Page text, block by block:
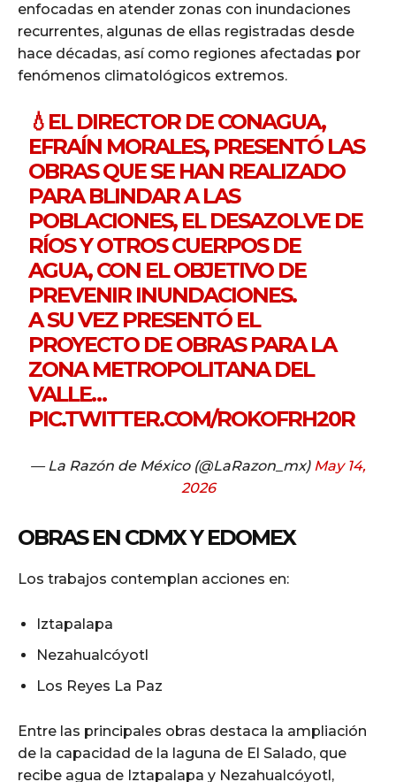
enfocadas en atender zonas con inundaciones
recurrentes, algunas de ellas registradas desde
hace décadas, así como regiones afectadas por
fenómenos climatológicos extremos.
💧EL DIRECTOR DE CONAGUA,
EFRAÍN MORALES, PRESENTÓ LAS
OBRAS QUE SE HAN REALIZADO
PARA BLINDAR A LAS
POBLACIONES, EL DESAZOLVE DE
RÍOS Y OTROS CUERPOS DE
AGUA, CON EL OBJETIVO DE
PREVENIR INUNDACIONES.
A SU VEZ PRESENTÓ EL
PROYECTO DE OBRAS PARA LA
ZONA METROPOLITANA DEL
VALLE…
PIC.TWITTER.COM/ROKOFRH20R
— La Razón de México (@LaRazon_mx) May 14,
2026
OBRAS EN CDMX Y EDOMEX
Los trabajos contemplan acciones en:
Iztapalapa
Nezahualcóyotl
Los Reyes La Paz
Entre las principales obras destaca la ampliación
de la capacidad de la laguna de El Salado, que
recibe agua de Iztapalapa y Nezahualcóyotl,